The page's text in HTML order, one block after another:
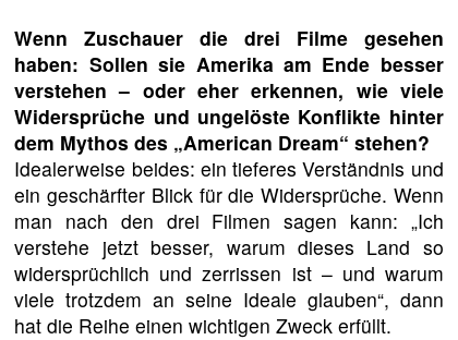
Wenn Zuschauer die drei Filme gesehen
haben: Sollen sie Amerika am Ende besser
verstehen – oder eher erkennen, wie viele
Widersprüche und ungelöste Konflikte hinter
dem Mythos des „American Dream“ stehen?
Idealerweise beides: ein tieferes Verständnis und
ein geschärfter Blick für die Widersprüche. Wenn
man nach den drei Filmen sagen kann: „Ich
verstehe jetzt besser, warum dieses Land so
widersprüchlich und zerrissen ist – und warum
viele trotzdem an seine Ideale glauben“, dann
hat die Reihe einen wichtigen Zweck erfüllt.